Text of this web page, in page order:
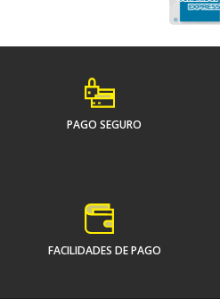
PAGO SEGURO
FACILIDADES DE PAGO